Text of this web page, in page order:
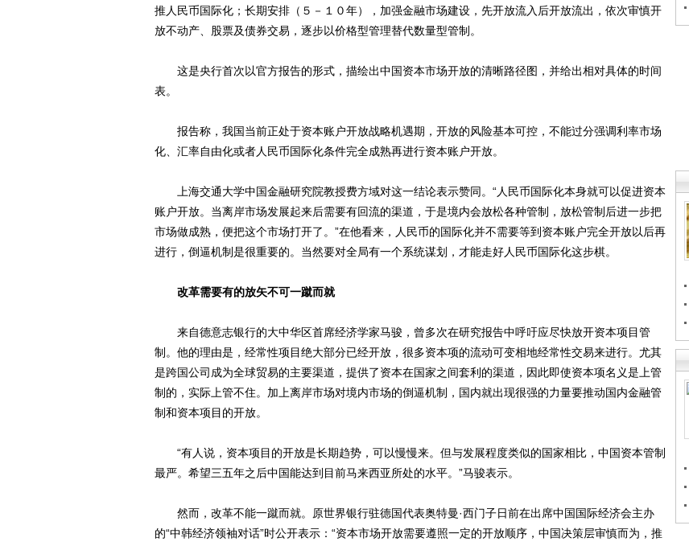
推人民币国际化；长期安排（５－１０年），加强金融市场建设，先开放流入后开放流出，依次审慎开
放不动产、股票及债券交易，逐步以价格型管理替代数量型管制。
这是央行首次以官方报告的形式，描绘出中国资本市场开放的清晰路径图，并给出相对具体的时间
表。
报告称，我国当前正处于资本账户开放战略机遇期，开放的风险基本可控，不能过分强调利率市场
化、汇率自由化或者人民币国际化条件完全成熟再进行资本账户开放。
上海交通大学中国金融研究院教授费方域对这一结论表示赞同。“人民币国际化本身就可以促进资本
账户开放。当离岸市场发展起来后需要有回流的渠道，于是境内会放松各种管制，放松管制后进一步把
市场做成熟，便把这个市场打开了。”在他看来，人民币的国际化并不需要等到资本账户完全开放以后再
进行，倒逼机制是很重要的。当然要对全局有一个系统谋划，才能走好人民币国际化这步棋。
改革需要有的放矢不可一蹴而就
来自德意志银行的大中华区首席经济学家马骏，曾多次在研究报告中呼吁应尽快放开资本项目管
制。他的理由是，经常性项目绝大部分已经开放，很多资本项的流动可变相地经常性交易来进行。尤其
是跨国公司成为全球贸易的主要渠道，提供了资本在国家之间套利的渠道，因此即使资本项名义是上管
制的，实际上管不住。加上离岸市场对境内市场的倒逼机制，国内就出现很强的力量要推动国内金融管
制和资本项目的开放。
“有人说，资本项目的开放是长期趋势，可以慢慢来。但与发展程度类似的国家相比，中国资本管制
最严。希望三五年之后中国能达到目前马来西亚所处的水平。”马骏表示。
然而，改革不能一蹴而就。原世界银行驻德国代表奥特曼·西门子日前在出席中国国际经济会主办
的“中韩经济领袖对话”时公开表示：“资本市场开放需要遵照一定的开放顺序，中国决策层审慎而为，推